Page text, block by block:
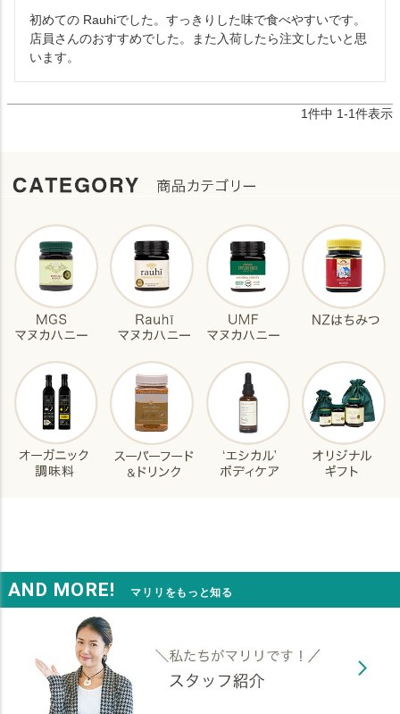
初めての Rauhiでした。すっきりした味で食べやすいです。
店員さんのおすすめでした。また入荷したら注文したいと思
います。
1件中 1-1件表示
AND MORE! マリリをもっと知る